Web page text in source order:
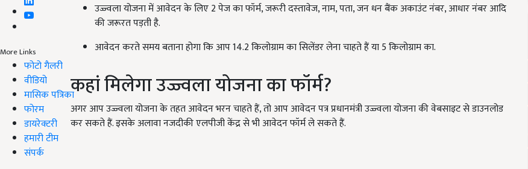
More Links
फोटो गैलरी
वीडियो
मासिक पत्रिका
फोरम
डायरेक्टरी
हमारी टीम
संपर्क
उज्ज्वला योजना में आवेदन के लिए 2 पेज का फॉर्म, जरूरी दस्‍तावेज, नाम, पता, जन धन बैंक अकाउंट नंबर, आधार नंबर आदि
की जरूरत पड़ती है.
आवेदन करते समय बताना होगा कि आप 14.2 किलोग्राम का सिलेंडर लेना चाहते हैं या 5 किलोग्राम का.
कहां मिलेगा उज्ज्वला योजना का फॉर्म?
अगर आप उज्ज्वला योजना के तहत आवेदन भरन चाहते हैं, तो आप आवेदन पत्र प्रधानमंत्री उज्ज्वला योजना की वेबसाइट से डाउनलोड
कर सकते हैं. इसके अलावा नजदीकी एलपीजी केंद्र से भी आवेदन फॉर्म ले सकते हैं.